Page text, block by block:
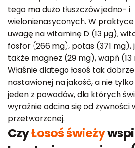
tego ma dużo tłuszczów jedno- i
wielonienasyconych. W
uwagę na witaminę D (13 µg),
fosfor (266 mg), potas (371 mg),
także magnez (29 mg), wapń (13
Właśnie dlatego łosoś tak
nastawionej na jakość, a nie
jeden z powodów, dla których
wyraźnie odcina się od żywności
przetworzonej.
CzyŁosoś świeży